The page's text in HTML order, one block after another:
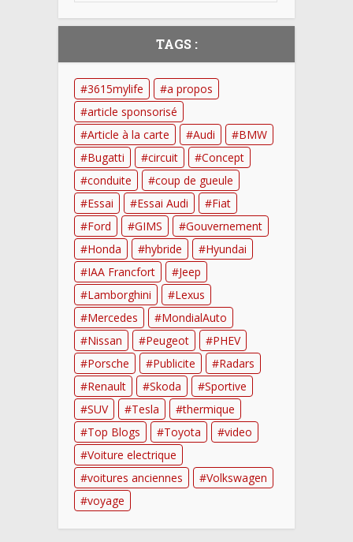
TAGS :
3615mylife
a propos
article sponsorisé
Article à la carte
Audi
BMW
Bugatti
circuit
Concept
conduite
coup de gueule
Essai
Essai Audi
Fiat
Ford
GIMS
Gouvernement
Honda
hybride
Hyundai
IAA Francfort
Jeep
Lamborghini
Lexus
Mercedes
MondialAuto
Nissan
Peugeot
PHEV
Porsche
Publicite
Radars
Renault
Skoda
Sportive
SUV
Tesla
thermique
Top Blogs
Toyota
video
Voiture electrique
voitures anciennes
Volkswagen
voyage